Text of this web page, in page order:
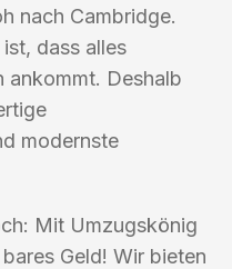
nach Cambridge.
dass alles
ankommt. Deshalb
modernste
Mit Umzugskönig
Geld! Wir bieten